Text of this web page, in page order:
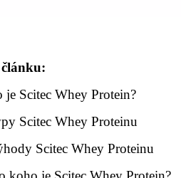
je Scitec Whey Protein?
Scitec Whey Proteinu
Scitec Whey Proteinu